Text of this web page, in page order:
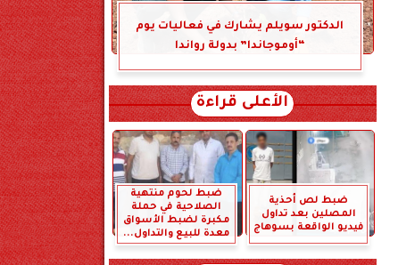
الدكتور سويلم يشارك في فعاليات يوم
“أوموجاندا” بدولة رواندا
الأعلى قراءة
ضبط لص أحذية
المصلين بعد تداول
فيديو الواقعة بسوهاج
ضبط لحوم منتهية
الصلاحية في حملة
مكبرة لضبط الأسواق
معدة للبيع والتداول...